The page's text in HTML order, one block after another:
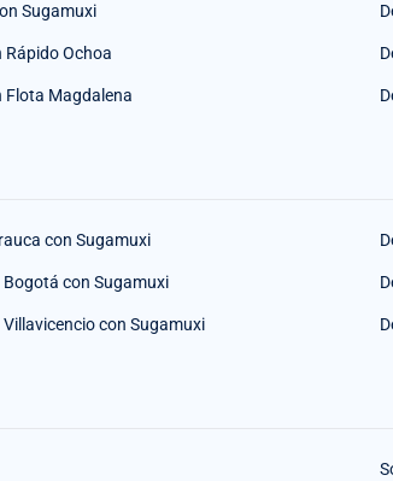
Sugamuxi
Rápido Ochoa
Flota Magdalena
con Sugamuxi
Bogotá con Sugamuxi
Villavicencio con Sugamuxi